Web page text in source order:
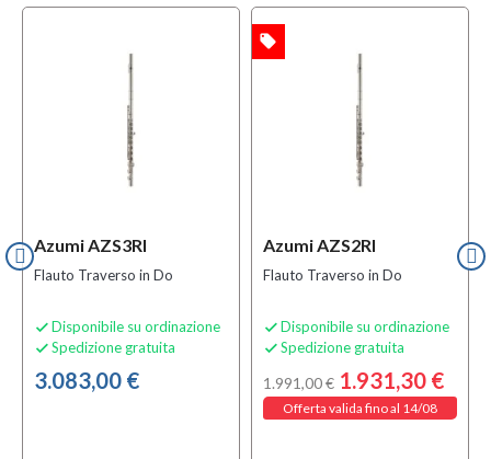
Azumi AZS3RI
Flauto Traverso in Do
 Disponibile su ordinazione
 Spedizione gratuita
3.083,00 €
Azumi AZS2RI
Flauto Traverso in Do
 Disponibile su ordinazione
 Spedizione gratuita
1.991,00 € 1.931,30 €
Offerta valida fino al 14/08
local_offer